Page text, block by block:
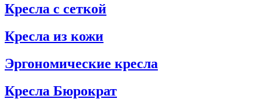
Кресла с сеткой
Кресла из кожи
Эргономические кресла
Кресла Бюрократ